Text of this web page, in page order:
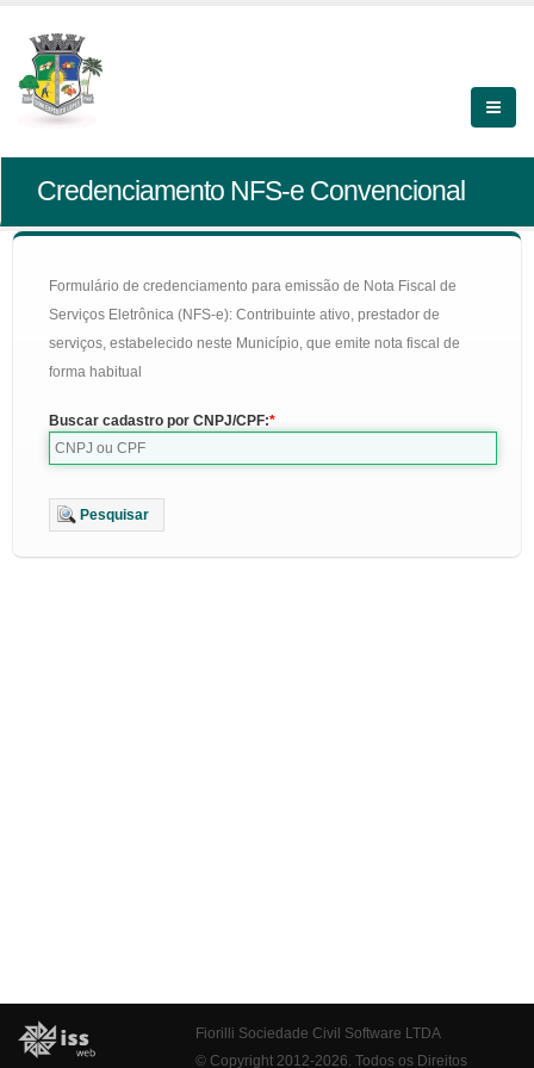
Credenciamento NFS-e Convencional
Formulário de credenciamento para emissão de Nota Fiscal de
Serviços Eletrônica (NFS-e): Contribuinte ativo, prestador de
serviços, estabelecido neste Município, que emite nota fiscal de
forma habitual
Buscar cadastro por CNPJ/CPF:
Pesquisar
Fiorilli Sociedade Civil Software LTDA
© Copyright 2012-2026. Todos os Direitos